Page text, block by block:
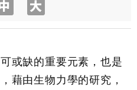
或缺的重要元素，也是
藉由生物力學的研究，